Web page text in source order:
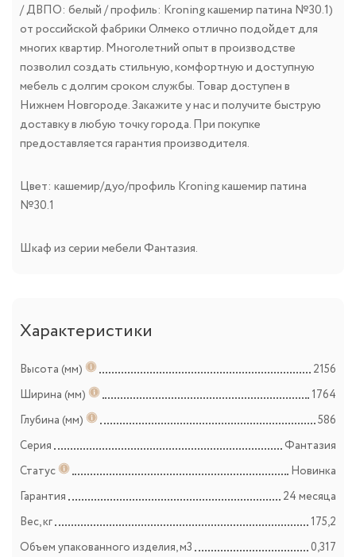
/ ДВПО: белый / профиль: Kroning кашемир патина №30.1)
от российской фабрики Олмеко отлично подойдет для
многих квартир. Многолетний опыт в производстве
позволил создать стильную, комфортную и доступную
мебель с долгим сроком службы. Товар доступен в
Нижнем Новгороде. Закажите у нас и получите быструю
доставку в любую точку города. При покупке
предоставляется гарантия производителя.
Цвет: кашемир/дуо/профиль Kroning кашемир патина
№30.1
Шкаф из серии мебели Фантазия.
Характеристики
Высота (мм)
2156
Ширина (мм)
1764
Глубина (мм)
586
Серия
Фантазия
Статус
Новинка
Гарантия
24 месяца
Вес, кг
175,2
Объем упакованного изделия, м3
0,317